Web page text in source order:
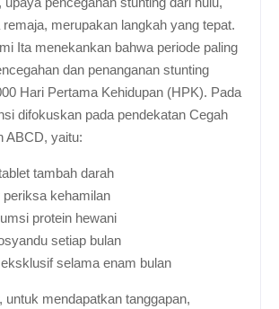
merupakan langkah yang tepat.
Ita menekankan bahwa periode paling
dan penanganan stunting
Hari Pertama Kehidupan (HPK). Pada
difokuskan pada pendekatan Cegah
ABCD, yaitu:
tambah darah
kehamilan
protein hewani
setiap bulan
selama enam bulan
untuk mendapatkan tanggapan,